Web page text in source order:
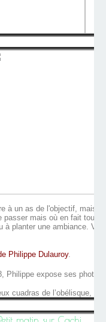
à un as de l'objectif, mais
mais où en fait tout
planter une ambiance.
Philippe Dulauroy.
Philippe expose ses
cuadras de l’obélisque,